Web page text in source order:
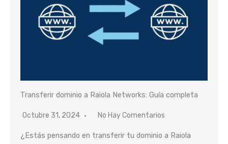
Transferir dominio a Raiola Networks: Guía completa
Octubre 31, 2024 No Hay Comentarios
¿Estás pensando en transferir tu dominio a Raiola